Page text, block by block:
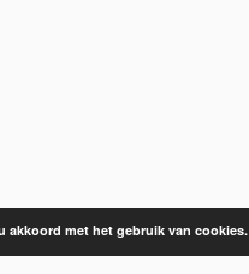
akkoord met het gebruik van cookies.